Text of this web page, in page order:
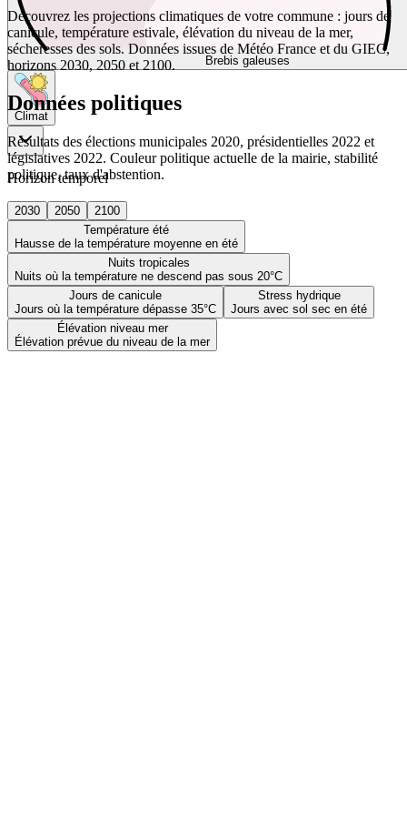
Brebis galeuses
Climat
Horizon temporel
2030 2050
2100
Température été
Hausse de la température moyenne en été
Nuits tropicales
Nuits où la température ne descend pas sous 20°C
Jours de canicule
Jours où la température dépasse 35°C
Stress hydrique
Jours avec sol sec en été
Élévation niveau mer
Élévation prévue du niveau de la mer
Découvrez les projections climatiques de votre commune : jours de
canicule, température estivale, élévation du niveau de la mer,
sécheresses des sols. Données issues de Météo France et du GIEC,
horizons 2030, 2050 et 2100.
Données politiques
Résultats des élections municipales 2020, présidentielles 2022 et
législatives 2022. Couleur politique actuelle de la mairie, stabilité
politique, taux d'abstention.